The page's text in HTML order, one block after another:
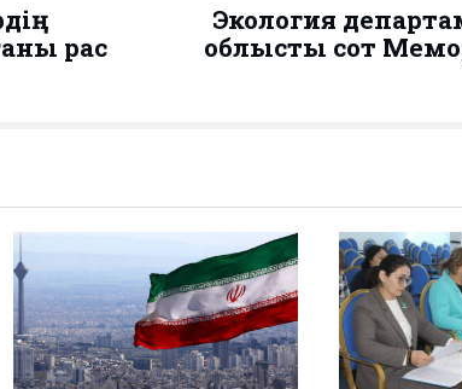
рас
Экология
облыстық сот